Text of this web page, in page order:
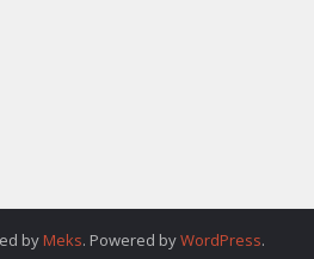
by Meks. Powered byWordPress.